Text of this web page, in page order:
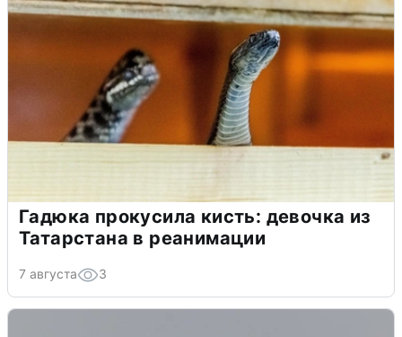
Гадюка прокусила кисть: девочка из
Татарстана в реанимации
7 августа 3